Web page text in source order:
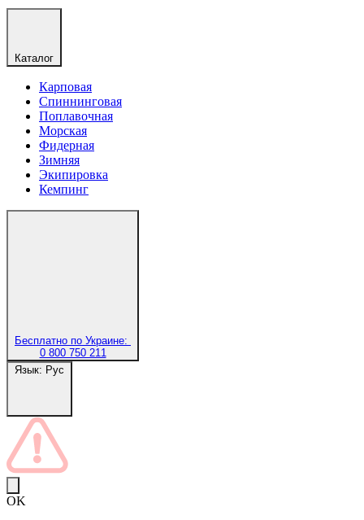
Каталог
Карповая
Спиннинговая
Поплавочная
Морская
Фидерная
Зимняя
Экипировка
Кемпинг
Бесплатно по Украине:
0 800 750 211
Язык: Рус
OK